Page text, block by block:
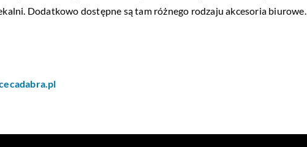
Dodatkowo dostępne są tam różnego rodzaju akcesoria biurowe.